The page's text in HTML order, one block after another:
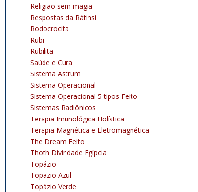
Religião sem magia
Respostas da Rátihsi
Rodocrocita
Rubi
Rubilita
Saúde e Cura
Sistema Astrum
Sistema Operacional
Sistema Operacional 5 tipos Feito
Sistemas Radiônicos
Terapia Imunológica Holística
Terapia Magnética e Eletromagnética
The Dream Feito
Thoth Divindade Egípcia
Topázio
Topazio Azul
Topázio Verde